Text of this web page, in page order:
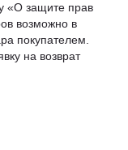
«О защите прав
возможно в
покупателем.
на возврат